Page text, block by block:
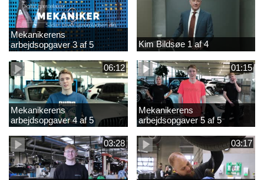
Mekanikerens
arbejdsopgaver 3 af 5
(lærepladssøgning)
Kim Bildsøe 1 af 4
06:12
Mekanikerens
arbejdsopgaver 4 af 5
(Frederik Vesti)
01:15
Mekanikerens
arbejdsopgaver 5 af 5
(Frederik Vesti)
03:28
03:17